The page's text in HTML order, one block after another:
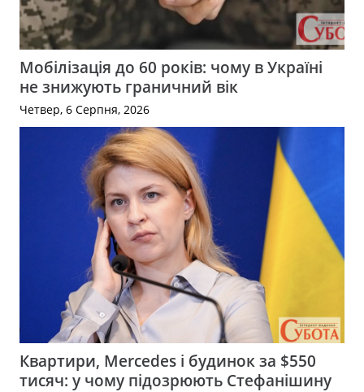
Мобілізація до 60 років: чому в Україні
не знижують граничний вік
Четвер, 6 Серпня, 2026
Квартири, Mercedes і будинок за $550
тисяч: у чому підозрюють Стефанішину